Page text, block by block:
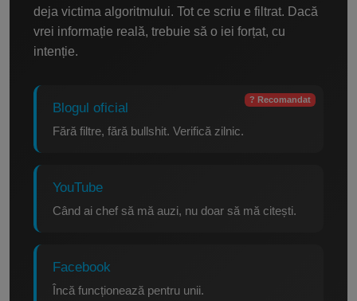
deja victima algoritmului. Tot ce scriu e filtrat. Dacă
vrei informație reală, trebuie să o iei forțat, cu
intenție.
Blogul oficial
? Recomandat
Fără filtre, fără bullshit. Verifică zilnic.
YouTube
Când ai chef să mă auzi, nu doar să mă citești.
Facebook
Încă funcționează pentru unii.